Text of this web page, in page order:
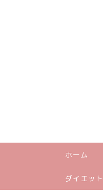
ホーム
ダイエット